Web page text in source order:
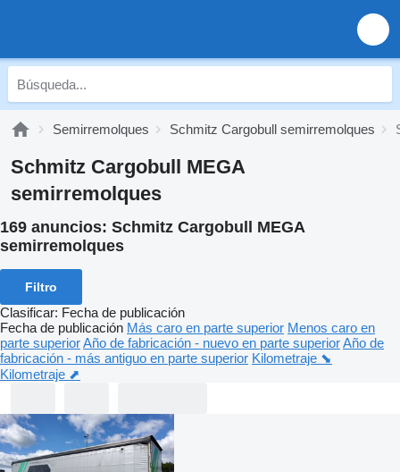
Semirremolques Schmitz Cargobull semirremolques
Schmitz Cargobull MEGA
semirremolques
169 anuncios: Schmitz Cargobull MEGA
semirremolques
Filtro
Clasificar: Fecha de publicación
Fecha de publicación Más caro en parte superior Menos caro en
parte superiorAño de fabricación - nuevo en parte superiorAño de
fabricación - más antiguo en parte superior Kilometraje ⬊
Kilometraje ⬈